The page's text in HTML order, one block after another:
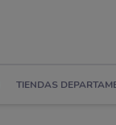
TIENDAS